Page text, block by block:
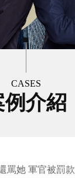
CASES
例介紹
罵她 軍官被罰款